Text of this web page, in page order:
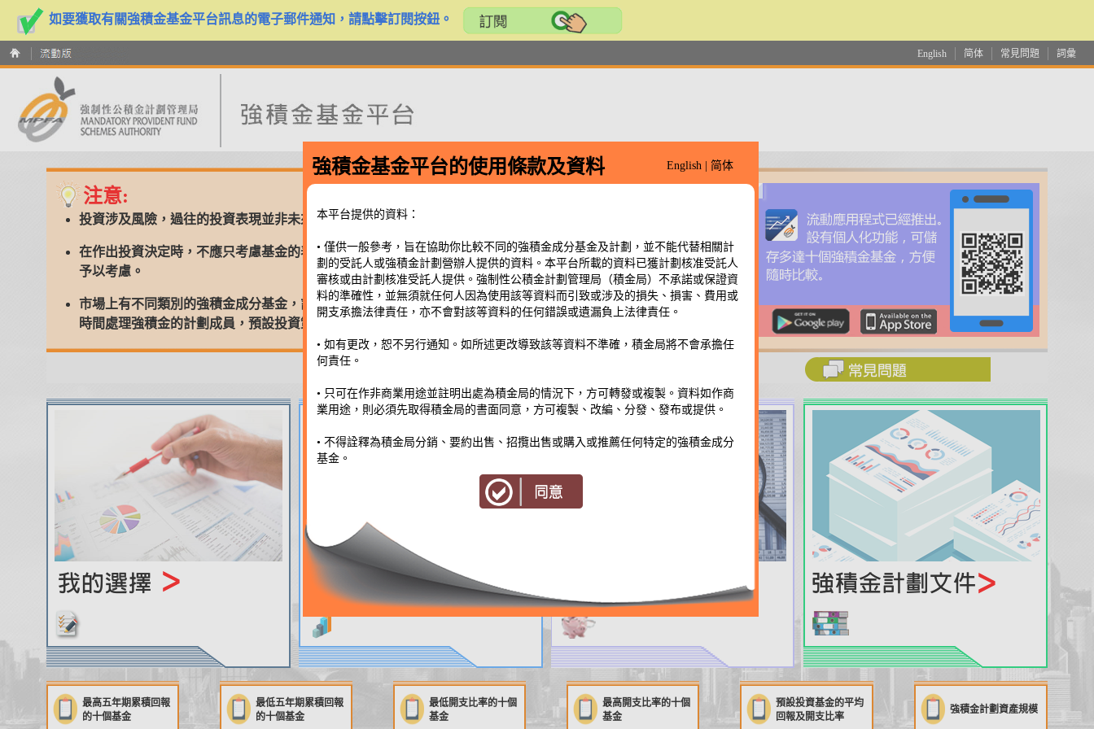
如要獲取有關強積金基金平台訊息的電子郵件通知，請點擊訂閱按鈕。
English 简体 常見問題 詞彙
注意:
投資涉及風險，過往的投資表現並非未來表現的指標。
在作出投資決定時，不應只考慮基金的表現，基金的投資目標、費用及收費、風險程度及服務水平等其他因素亦應
予以考慮。
市場上有不同類別的強積金成分基金，計劃成員應按照自己可承受的風險水平從中選取。對於不諳投資及不願意花
時間處理強積金的計劃成員，預設投資策略就是一個值得考慮的方案。
最高五年期累積回報
的十個基金
最低五年期累積回報
的十個基金
最低開支比率的十個
基金
最高開支比率的十個
基金
預設投資基金的平均
回報及開支比率
強積金計劃資產規模
強積金基金平台的使用條款及資料 English 简体
本平台提供的資料：
• 僅供一般參考，旨在協助你比較不同的強積金成分基金及計劃，並不能代替相關計
劃的受託人或強積金計劃營辦人提供的資料。本平台所載的資料已獲計劃核准受託人
審核或由計劃核准受託人提供。強制性公積金計劃管理局（積金局）不承諾或保證資
料的準確性，並無須就任何人因為使用該等資料而引致或涉及的損失、損害、費用或
開支承擔法律責任，亦不會對該等資料的任何錯誤或遺漏負上法律責任。
• 如有更改，恕不另行通知。如所述更改導致該等資料不準確，積金局將不會承擔任
何責任。
• 只可在作非商業用途並註明出處為積金局的情況下，方可轉發或複製。資料如作商
業用途，則必須先取得積金局的書面同意，方可複製、改編、分發、發布或提供。
• 不得詮釋為積金局分銷、要約出售、招攬出售或購入或推薦任何特定的強積金成分
基金。